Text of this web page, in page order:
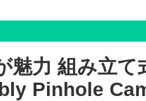
魅力 組み立て
Pinhole